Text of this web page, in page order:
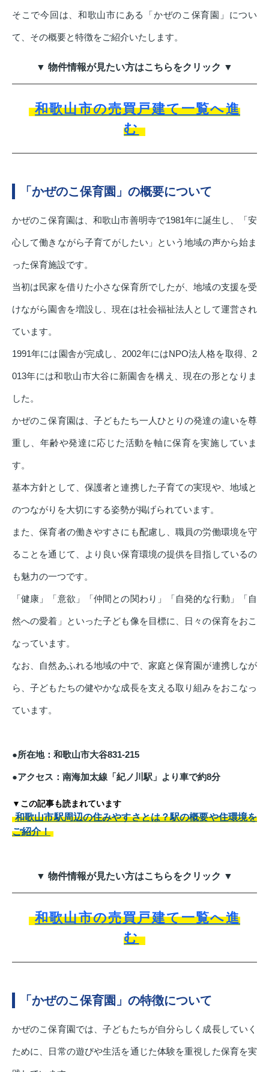
そこで今回は、和歌山市にある「かぜのこ保育園」につい
て、その概要と特徴をご紹介いたします。
▼ 物件情報が見たい方はこちらをクリック ▼
和歌山市の売買戸建て一覧へ進
む
「かぜのこ保育園」の概要について
かぜのこ保育園は、和歌山市善明寺で1981年に誕生し、「安
心して働きながら子育てがしたい」という地域の声から始ま
った保育施設です。
当初は民家を借りた小さな保育所でしたが、地域の支援を受
けながら園舎を増設し、現在は社会福祉法人として運営され
ています。
1991年には園舎が完成し、2002年にはNPO法人格を取得、2
013年には和歌山市大谷に新園舎を構え、現在の形となりま
した。
かぜのこ保育園は、子どもたち一人ひとりの発達の違いを尊
重し、年齢や発達に応じた活動を軸に保育を実施していま
す。
基本方針として、保護者と連携した子育ての実現や、地域と
のつながりを大切にする姿勢が掲げられています。
また、保育者の働きやすさにも配慮し、職員の労働環境を守
ることを通じて、より良い保育環境の提供を目指しているの
も魅力の一つです。
「健康」「意欲」「仲間との関わり」「自発的な行動」「自
然への愛着」といった子ども像を目標に、日々の保育をおこ
なっています。
なお、自然あふれる地域の中で、家庭と保育園が連携しなが
ら、子どもたちの健やかな成長を支える取り組みをおこなっ
ています。
●所在地：和歌山市大谷831-215
●アクセス：南海加太線「紀ノ川駅」より車で約8分
▼この記事も読まれています
和歌山市駅周辺の住みやすさとは？駅の概要や住環境を
ご紹介！
▼ 物件情報が見たい方はこちらをクリック ▼
和歌山市の売買戸建て一覧へ進
む
「かぜのこ保育園」の特徴について
かぜのこ保育園では、子どもたちが自分らしく成長していく
ために、日常の遊びや生活を通じた体験を重視した保育を実